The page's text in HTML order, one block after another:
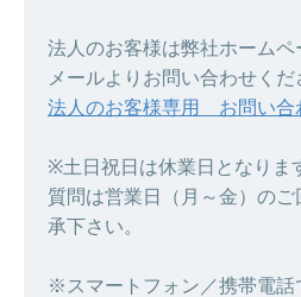
法人のお客様は弊社ホーム
メールよりお問い合わせくだ
法人のお客様専用 お問い合
※土日祝日は休業日となりま
質問は営業日（月～金）の
承下さい。
※スマートフォン／携帯電話